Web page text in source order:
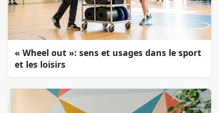
« Wheel out »: sens et usages dans le sport
et les loisirs